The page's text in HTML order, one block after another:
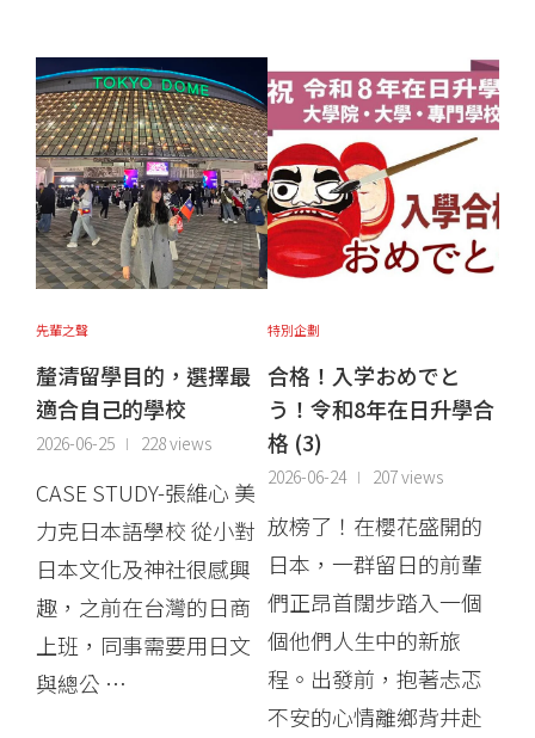
先輩之聲
釐清留學目的，選擇最
適合自己的學校
2026-06-25 228 views
CASE STUDY-張維心 美
力克日本語學校 從小對
日本文化及神社很感興
趣，之前在台灣的日商
上班，同事需要用日文
與總公 …
特別企劃
合格！入学おめでと
う！令和8年在日升學合
格 (3)
2026-06-24 207 views
放榜了！在櫻花盛開的
日本，一群留日的前輩
們正昂首闊步踏入一個
個他們人生中的新旅
程。出發前，抱著忐忑
不安的心情離鄉背井赴